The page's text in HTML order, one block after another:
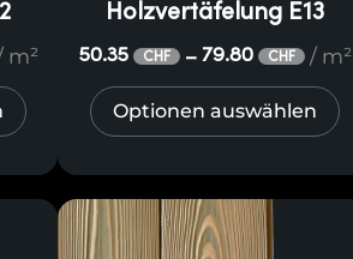
m²
Holzvertäfelung E13
50.35 CHF – 79.80 CHF / m²
Optionen auswählen